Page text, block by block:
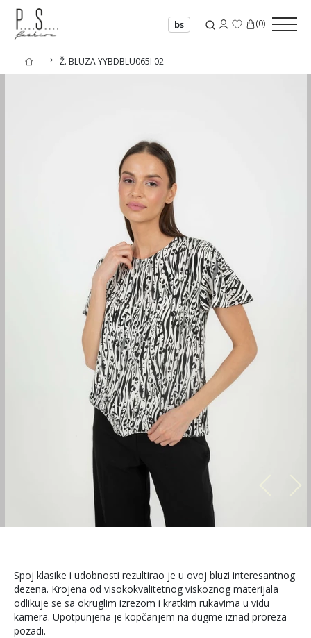
bs (0)
⟶ Ž. BLUZA YYBDBLU065I 02
Spoj klasike i udobnosti rezultirao je u ovoj bluzi interesantnog
dezena. Krojena od visokokvalitetnog viskoznog materijala
odlikuje se sa okruglim izrezom i kratkim rukavima u vidu
karnera. Upotpunjena je kopčanjem na dugme iznad proreza
pozadi.